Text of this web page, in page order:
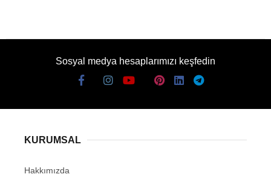
Sosyal medya hesaplarımızı keşfedin
KURUMSAL
Hakkımızda